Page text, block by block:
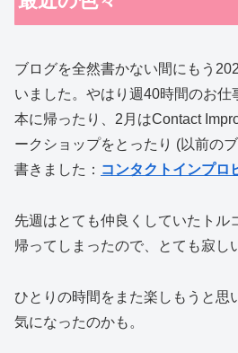
ブログを全然書かない間にもう
いました。やはり週40時間のお仕
本に帰ったり、2月はContact
ークショップをとったり (以前の
書きました： コンタクトインプロ
先週はとても仲良くしていたトル
帰ってしまったので、とても寂し
ひとりの時間をまた楽しもうと思
気になったのかも。